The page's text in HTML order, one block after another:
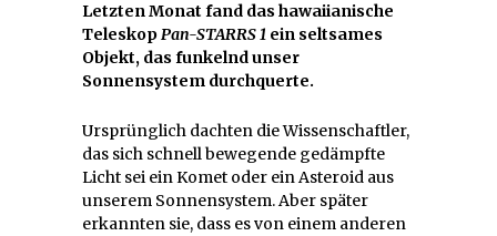
Letzten Monat fand das hawaiianische
TeleskopPan-STARRS 1 ein seltsames
Objekt, das funkelnd unser
Sonnensystem durchquerte.
Ursprünglich dachten die Wissenschaftler,
das sich schnell bewegende gedämpfte
Licht sei ein Komet oder ein Asteroid aus
unserem Sonnensystem. Aber später
erkannten sie, dass es von einem anderen